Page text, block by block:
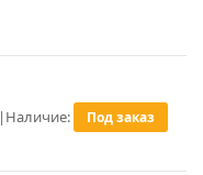
| Наличие: Под заказ